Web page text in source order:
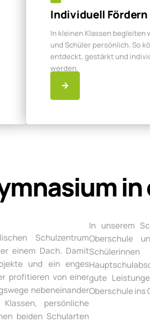
Individuell Fördern
In kleinen Klassen begleiten
und Schüler persönlich. So
entdeckt, gestärkt und
werden.
Schulzentrum
einem Dach. Damit
und ein enges
profitieren von einer
nebeneinander
persönliche
beiden Schularten
In unserem
Oberschule
gute
Oberschule ins